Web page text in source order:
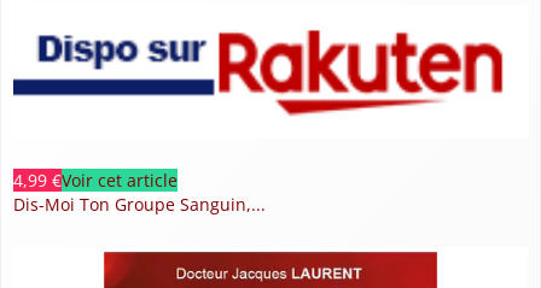
4,99 €Voir cet article
Dis-Moi Ton Groupe Sanguin,...